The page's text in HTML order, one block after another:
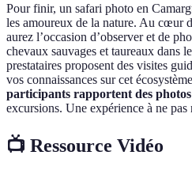
Pour finir, un safari photo en
les amoureux de la nature. Au cœur
aurez l’occasion d’observer et de
chevaux sauvages et taureaux dans
prestataires proposent des visites
vos connaissances sur cet
participants rapportent des
excursions. Une expérience à ne pas
📺 Ressource Vidéo